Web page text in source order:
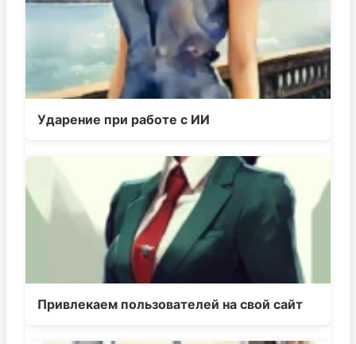
Ударение при работе с ИИ
Привлекаем пользователей на свой сайт